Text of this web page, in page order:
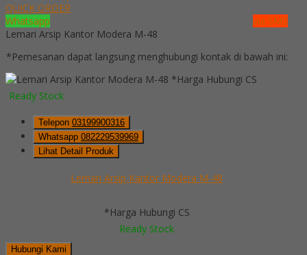
QUICK ORDER
Whatsapp
via SMS
Lemari Arsip Kantor Modera M-48
*Pemesanan dapat langsung menghubungi kontak di bawah ini:
*Harga Hubungi CS
Ready Stock
Telepon 03199900316
Whatsapp 082229539969
Lihat Detail Produk
Lemari Arsip Kantor Modera M-48
*Harga Hubungi CS
Ready Stock
Hubungi Kami